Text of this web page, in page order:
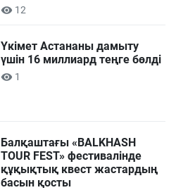
12
Үкімет Астананы дамыту
үшін 16 миллиард теңге бөлді
1
Балқаштағы «BALKHASH
TOUR FEST» фестивалінде
құқықтық квест жастардың
басын қосты